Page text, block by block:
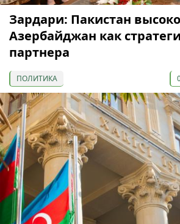
Зардари: Пакистан
Азербайджан как
партнера
ПОЛИТИКА